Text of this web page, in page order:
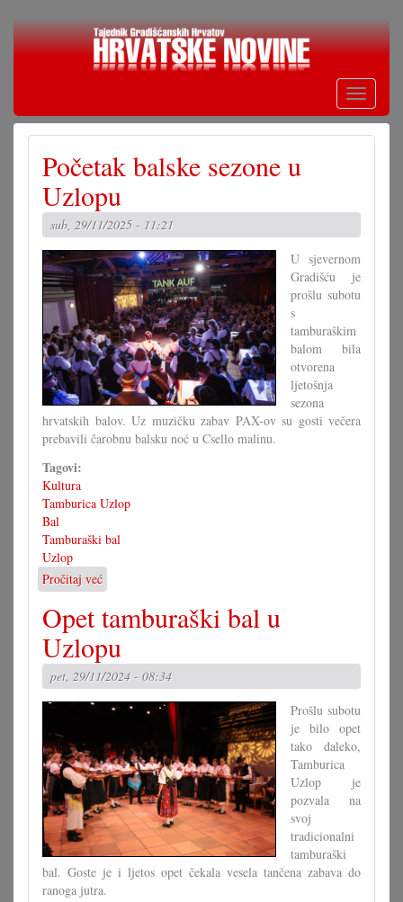
Skoči
Toggle
Početak balske sezone u
Uzlopu
sub, 29/11/2025 - 11:21
U sjevernom
Gradišću je
prošlu subotu
s
tamburaškim
balom bila
otvorena
ljetošnja
sezona
hrvatskih balov. Uz muzičku zabav PAX-ov su gosti večera
prebavili čarobnu balsku noć u Csello malinu.
Tagovi:
Kultura
Tamburica Uzlop
Bal
Tamburaški bal
Uzlop
Pročitaj već
Početak
balske
sezone
u
Uzlopu
Opet tamburaški bal u
Uzlopu
pet, 29/11/2024 - 08:34
Prošlu subotu
je bilo opet
tako daleko,
Tamburica
Uzlop je
pozvala na
svoj
tradicionalni
tamburaški
bal. Goste je i ljetos opet čekala vesela tančena zabava do
ranoga jutra.